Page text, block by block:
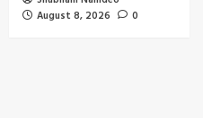
August 8, 2026
0